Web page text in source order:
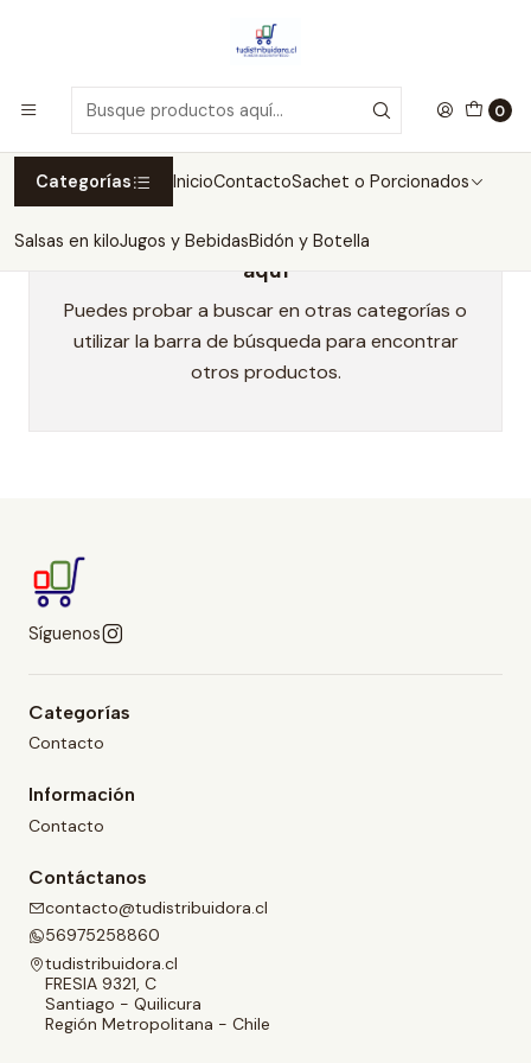
0
Categorías InicioContactoSachet o Porcionados
Salsas en kiloJugos y BebidasBidón y Botella
mercadolibre
mercadolibre
Todavía no hay productos disponibles
aquí
Puedes probar a buscar en otras categorías o
utilizar la barra de búsqueda para encontrar
otros productos.
Síguenos
Categorías
Contacto
Información
Contacto
Contáctanos
contacto@tudistribuidora.cl
56975258860
tudistribuidora.cl
FRESIA 9321, C
Santiago - Quilicura
Región Metropolitana - Chile